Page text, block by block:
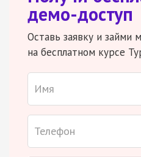
демо-доступ
Оставь заявку и займи
на бесплатном курсе